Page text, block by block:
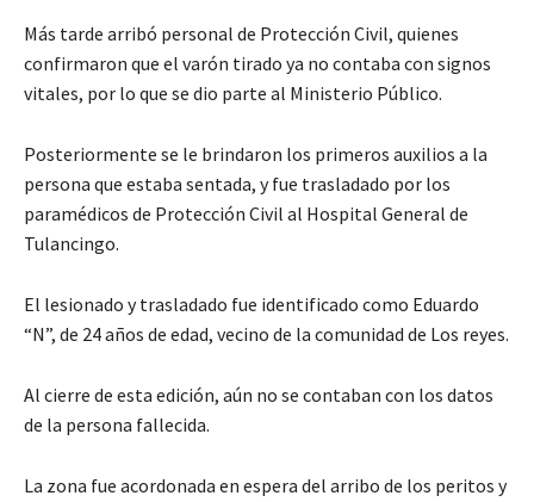
Más tarde arribó personal de Protección Civil, quienes
confirmaron que el varón tirado ya no contaba con signos
vitales, por lo que se dio parte al Ministerio Público.
Posteriormente se le brindaron los primeros auxilios a la
persona que estaba sentada, y fue trasladado por los
paramédicos de Protección Civil al Hospital General de
Tulancingo.
El lesionado y trasladado fue identificado como Eduardo
“N”, de 24 años de edad, vecino de la comunidad de Los reyes.
Al cierre de esta edición, aún no se contaban con los datos
de la persona fallecida.
La zona fue acordonada en espera del arribo de los peritos y